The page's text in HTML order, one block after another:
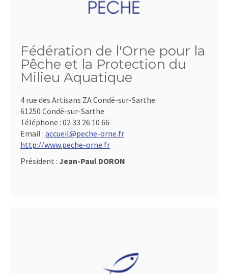
Fédération de l'Orne pour la
Pêche et la Protection du
Milieu Aquatique
4 rue des Artisans ZA Condé-sur-Sarthe
61250 Condé-sur-Sarthe
Téléphone : 02 33 26 10 66
Email : accueil@peche-orne.fr
http://www.peche-orne.fr
Président : Jean-Paul DORON